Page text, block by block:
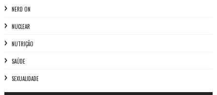
NERD ON
NUCLEAR
NUTRIÇÃO
SAÚDE
SEXUALIDADE